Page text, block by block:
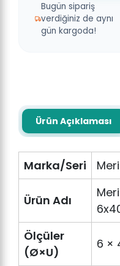
Bugün sipariş
verdiğiniz de aynı
gün kargoda!
Ürün Açıklaması
Marka/Seri
Ürün Adı
Ölçüler
(Ø×U)
6 ×